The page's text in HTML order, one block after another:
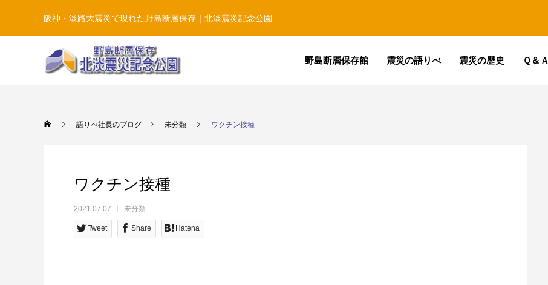
阪神・淡路大震災で現れた野島断層保存｜北淡震災記念公園
野島断層保存館 震災の語りべ 震災の歴史 Ｑ＆Ａ
語りべ社長のブログ 未分類 ワクチン接種
ワクチン接種
2021.07.07 未分類
Tweet Share Hatena